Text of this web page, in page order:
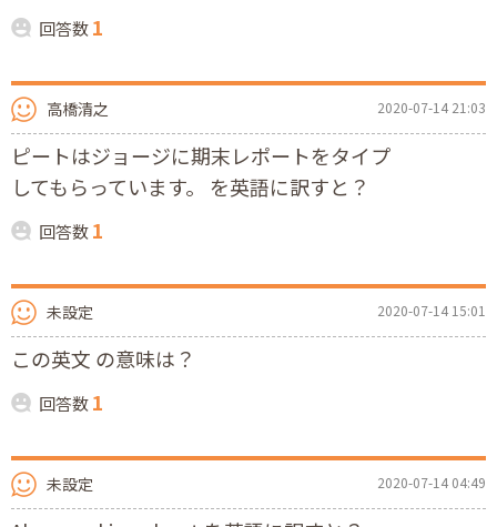
回答数1
高橋清之 2020-07-14 21:03
ピートはジョージに期末レポートをタイプ
してもらっています。 を英語に訳すと？
回答数1
未設定 2020-07-14 15:01
この英文 の意味は？
回答数1
未設定 2020-07-14 04:49